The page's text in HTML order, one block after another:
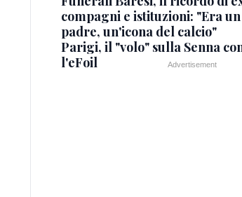
compagni e istituzioni: "Era un
padre, un'icona del calcio"
Parigi, il "volo" sulla Senna
l'eFoil